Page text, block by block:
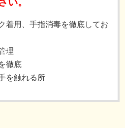
着用、手指消毒を徹底してお
理
徹底
を触れる所